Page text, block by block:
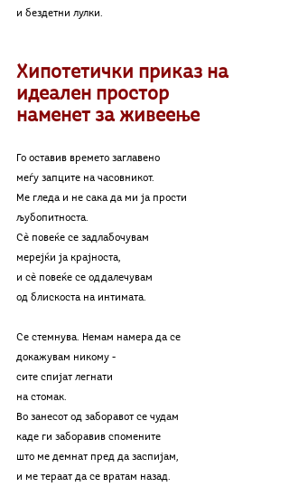
и бездетни лулки.
Хипотетички приказ на
идеален простор
наменет за живеење
Го оставив времето заглавено
меѓу запците на часовникот.
Ме гледа и не сака да ми ја прости
љубопитноста.
Сѐ повеќе се задлабочувам
мерејќи ја крајноста,
и сѐ повеќе се оддалечувам
од блискоста на интимата.
Се стемнува. Немам намера да се
докажувам никому -
сите спијат легнати
на стомак.
Во занесот од заборавот се чудам
каде ги заборавив спомените
што ме демнат пред да заспијам,
и ме тераат да се вратам назад.